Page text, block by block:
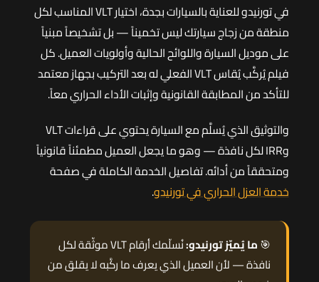
في تورنيدو للعناية بالسيارات بجدة، اختيار VLT المناسب لكل
منطقة من زجاج سيارتك ليس تخميناً — بل تشخيصاً مبنياً
على موديل السيارة واللوائح الحالية وأولويات العميل. كل
فيلم يُركَّب يُقاس VLT الفعلي له بعد التركيب بجهاز معتمد
للتأكد من المطابقة القانونية وإثبات الأداء الحراري معاً.
والتوثيق الذي يُسلَّم مع السيارة يحتوي على قراءات VLT
وIRR لكل نافذة — وهو ما يجعل العميل مطمئناً قانونياً
ومتحققاً من أدائه. تفاصيل الخدمة الكاملة في صفحة
خدمة العزل الحراري في تورنيدو.
🎯ما يُميّز تورنيدو:
نُسلّمك أرقام VLT موثّقة لكل
نافذة — لأن العميل الذي يعرف ما ركَّبه لا يقلق من